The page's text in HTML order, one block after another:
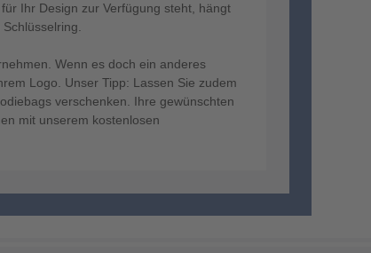
für Ihr Design zur Verfügung steht, hängt
Wenn es doch ein anderes
Logo. Unser Tipp: Lassen Sie zudem
verschenken. Ihre gewünschten
mit unserem kostenlosen